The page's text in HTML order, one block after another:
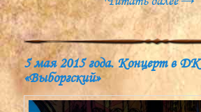
5 мая 2015 года. Концерт в ДК
«Выборгский»